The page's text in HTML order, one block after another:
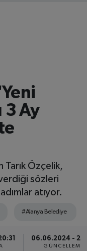
3 Ay
Tarık Özçelik,
sözleri
atıyor.
#Alanya Belediye
06.06.2024 -
GÜNCELLEME